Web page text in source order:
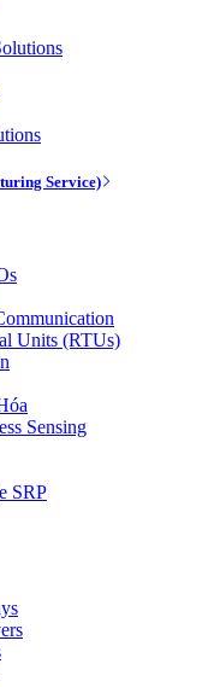
Service)
Units (RTUs)
Sensing
SRP